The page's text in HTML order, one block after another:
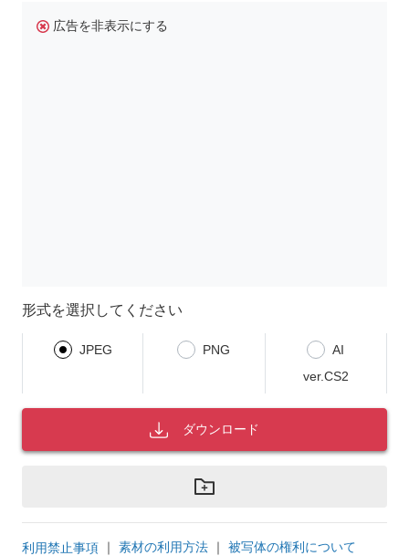
広告を非表示にする
形式を選択してください
JPEG PNG
AI
ver.CS2
ダウンロード
利用禁止事項 ｜ 素材の利用方法 ｜ 被写体の権利について